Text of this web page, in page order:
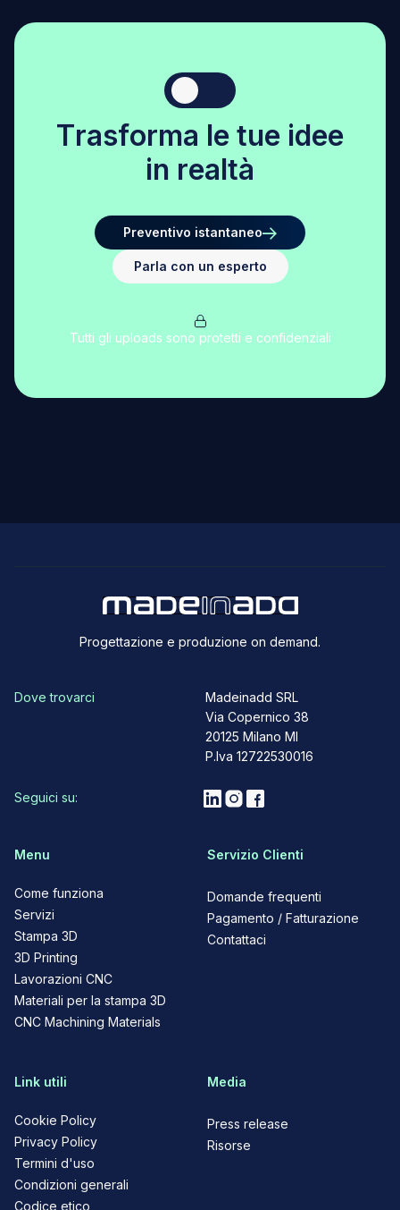
Trasforma le tue idee
in realtà
Preventivo istantaneo
Parla con un esperto
Tutti gli uploads sono protetti e confidenziali
Progettazione e produzione on demand.
Dove trovarci
Madeinadd SRL
Via Copernico 38
20125 Milano MI
P.Iva 12722530016
Seguici su:
Menu
Come funziona
Servizi
Stampa 3D
3D Printing
Lavorazioni CNC
Materiali per la stampa 3D
CNC Machining Materials
Servizio Clienti
Domande frequenti
Pagamento / Fatturazione
Contattaci
Link utili
Cookie Policy
Privacy Policy
Termini d'uso
Condizioni generali
Codice etico
Media
Press release
Risorse